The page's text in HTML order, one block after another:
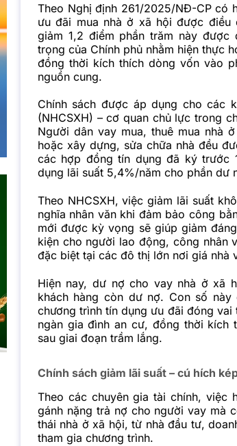
Theo Nghị định 261/2025/NĐ-CP có
ưu đãi mua nhà ở xã hội được điều
giảm 1,2 điểm phần trăm này
trọng của Chính phủ nhằm hiện thực
đồng thời kích thích dòng vốn vào
nguồn cung.
Chính sách được áp dụng cho các
(NHCSXH) – cơ quan chủ lực trong
Người dân vay mua, thuê mua nhà
hoặc xây dựng, sửa chữa nhà đều
các hợp đồng tín dụng đã ký trước
dụng lãi suất 5,4%/năm cho phần dư
Theo NHCSXH, việc giảm lãi suất
nghĩa nhân văn khi đảm bảo công
mới được kỳ vọng sẽ giúp giảm
kiện cho người lao động, công nhân
đặc biệt tại các đô thị lớn nơi giá nhà
Hiện nay, dư nợ cho vay nhà ở xã
khách hàng còn dư nợ. Con số
chương trình tín dụng ưu đãi đóng vai
ngàn gia đình an cư, đồng thời kích
sau giai đoạn trầm lắng.
Chính sách giảm lãi suất – cú hích
Theo các chuyên gia tài chính, việc
gánh nặng trả nợ cho người vay mà
thái nhà ở xã hội, từ nhà đầu tư,
tham gia chương trình.